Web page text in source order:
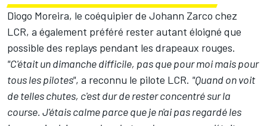
Diogo Moreira, le coéquipier de Johann Zarco chez
LCR, a également préféré rester autant éloigné que
possible des replays pendant les drapeaux rouges.
"C'était un dimanche difficile, pas que pour moi mais pour
tous les pilotes", a reconnu le pilote LCR. "Quand on voit
de telles chutes, c'est dur de rester concentré sur la
course. J'étais calme parce que je n'ai pas regardé les